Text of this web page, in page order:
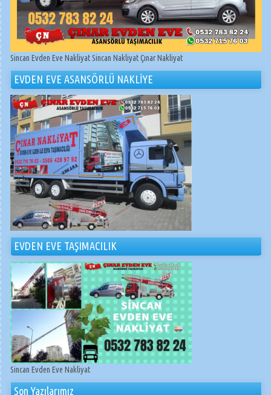
Sincan Evden Eve Nakliyat Sincan Nakliyat Çınar Nakliyat
EVDEN EVE ASANSÖRLÜ NAKLİYE
EVDEN EVE TAŞIMACILIK
Sincan Evden Eve Nakliyat
Son Yazılarımız